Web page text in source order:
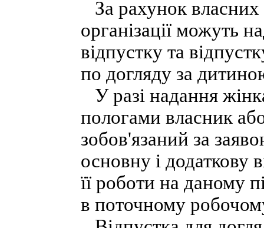
За рахунок власних
організації можуть
відпустку та
по догляду за
У разі надання
пологами власник
зобов'язаний за
основну і додаткову
її роботи на даному
в поточному